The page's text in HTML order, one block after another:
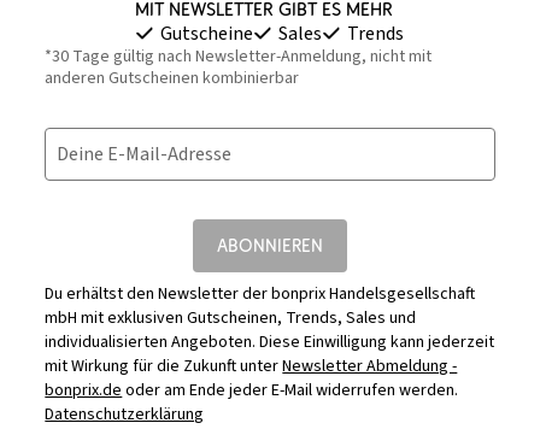
Mit Newsletter gibt es mehr
Gutscheine Sales Trends
*30 Tage gültig nach Newsletter-Anmeldung, nicht mit
anderen Gutscheinen kombinierbar
Deine E-Mail-Adresse
ABONNIEREN
Du erhältst den Newsletter der bonprix Handelsgesellschaft
mbH mit exklusiven Gutscheinen, Trends, Sales und
individualisierten Angeboten. Diese Einwilligung kann jederzeit
mit Wirkung für die Zukunft unterNewsletter Abmeldung -
bonprix.deoder am Ende jeder E-Mail widerrufen werden.
Datenschutzerklärung